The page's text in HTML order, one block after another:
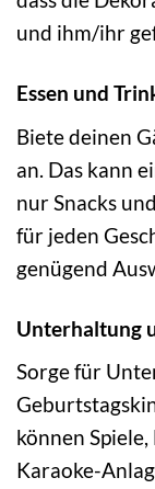
und ihm/ihr
Essen und
Biete deinen
an. Das kann
nur Snacks
für jeden
genügend
Unterhaltung
Sorge für
können
Karaoke-